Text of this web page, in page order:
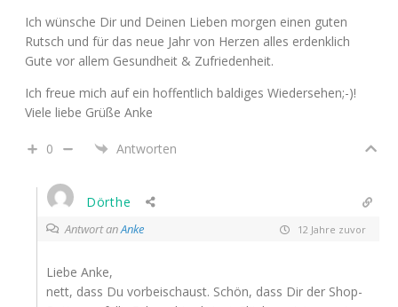
Ich wünsche Dir und Deinen Lieben morgen einen guten
Rutsch und für das neue Jahr von Herzen alles erdenklich
Gute vor allem Gesundheit & Zufriedenheit.
Ich freue mich auf ein hoffentlich baldiges Wiedersehen;-)!
Viele liebe Grüße Anke
0 Antworten
Dörthe
Antwort anAnke 12 Jahre zuvor
Liebe Anke,
nett, dass Du vorbeischaust. Schön, dass Dir der Shop-